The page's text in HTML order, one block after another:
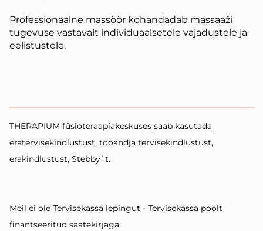
Professionaalne massöör kohandadab massaaži
tugevuse vastavalt individuaalsetele vajadustele ja
eelistustele.
THERAPIUM füsioteraapiakeskuses saab kasutada
eratervisekindlustust, tööandja tervisekindlustust,
erakindlustust, Stebby`t.
Meil ei ole Tervisekassa lepingut - Tervisekassa poolt
finantseeritud saatekirjaga